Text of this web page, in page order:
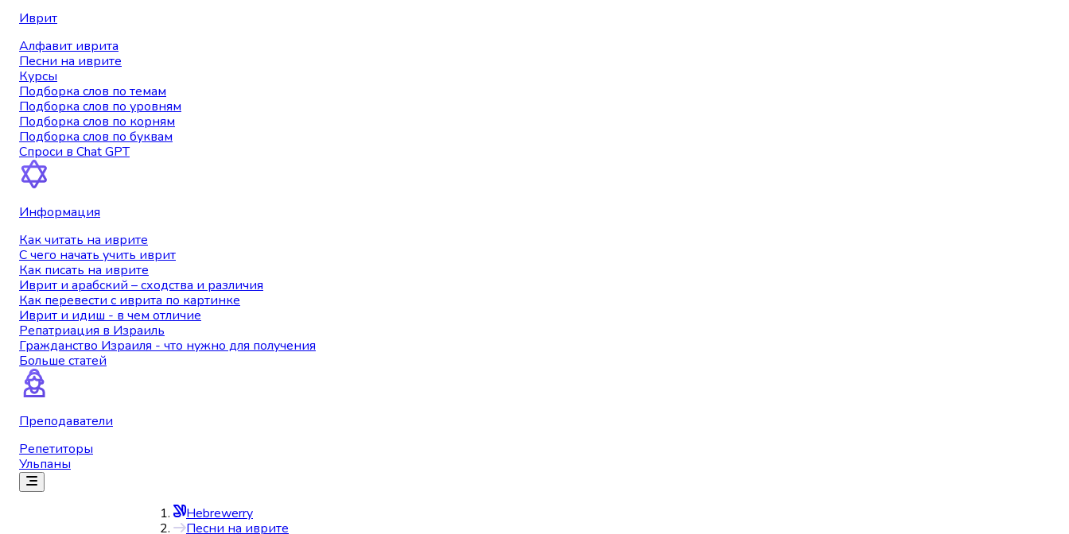
Иврит
Алфавит иврита
Песни на иврите
Курсы
Подборка слов по темам
Подборка слов по уровням
Подборка слов по корням
Подборка слов по буквам
Спроси в Chat GPT
Информация
Как читать на иврите
С чего начать учить иврит
Как писать на иврите
Иврит и арабский – сходства и различия
Как перевести с иврита по картинке
Иврит и идиш - в чем отличие
Репатриация в Израиль
Гражданство Израиля - что нужно для получения
Больше статей
Преподаватели
Репетиторы
Ульпаны
Hebrewerry
Песни на иврите